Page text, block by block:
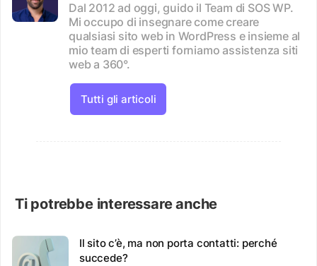
Dal 2012 ad oggi, guido il Team di SOS WP.
Mi occupo di insegnare come creare
qualsiasi sito web in WordPress e insieme al
mio team di esperti forniamo assistenza siti
web a 360°.
Tutti gli articoli
Ti potrebbe interessare anche
Il sito c’è, ma non porta contatti: perché
succede?